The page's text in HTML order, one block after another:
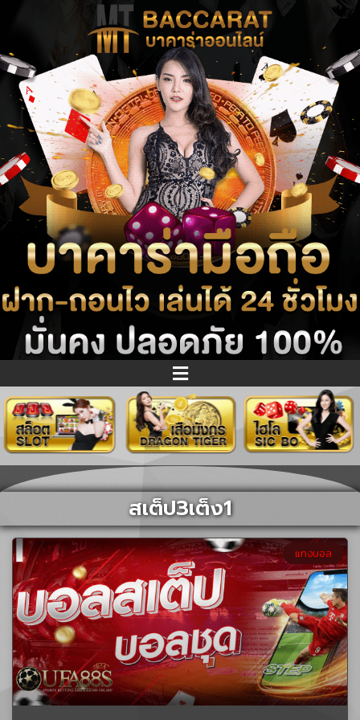
สเต็ป3เต็ง1
แทงบอล